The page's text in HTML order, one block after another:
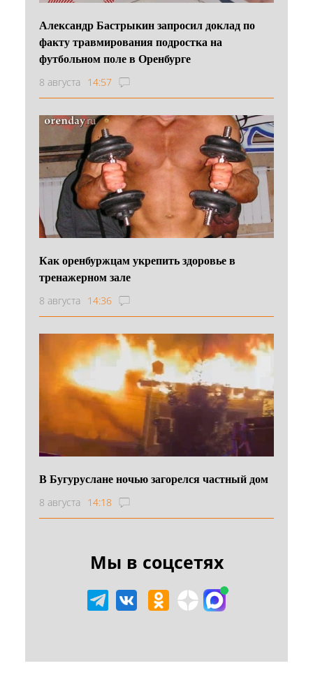
Александр Бастрыкин запросил доклад по
факту травмирования подростка на
футбольном поле в Оренбурге
8 августа 14:57
Как оренбуржцам укрепить здоровье в
тренажерном зале
8 августа 14:36
В Бугуруслане ночью загорелся частный дом
8 августа 14:18
Мы в соцсетях